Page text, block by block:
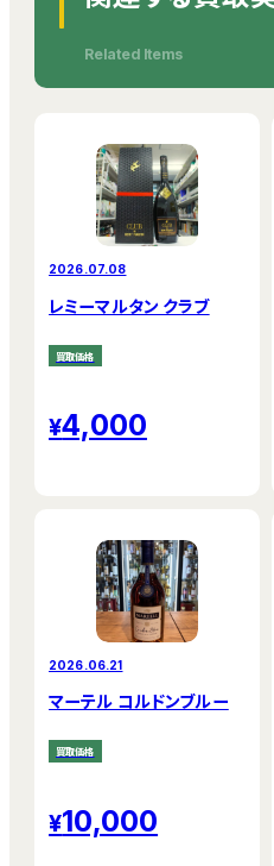
Related Items
2026.07.08
レミーマルタン クラブ
買取価格
4,000
2026.06.21
マーテル コルドンブルー
買取価格
10,000